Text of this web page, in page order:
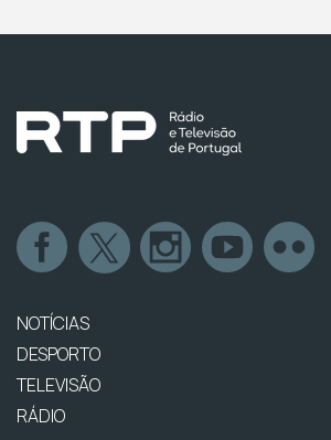
NOTÍCIAS
DESPORTO
TELEVISÃO
RÁDIO